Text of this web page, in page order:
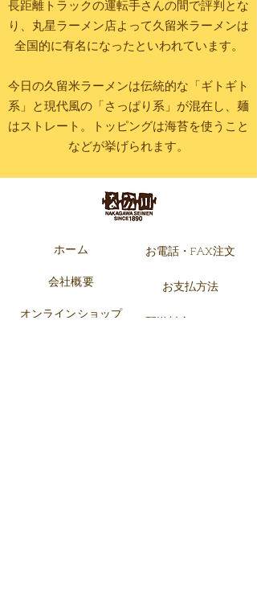
長距離トラックの運転手さんの間で評判とな
り、丸星ラーメン店よって久留米ラーメンは
全国的に有名になったといわれています。
今日の久留米ラーメンは伝統的な「ギトギト
系」と現代風の「さっぱり系」が混在し、麺
はストレート。トッピングは海苔を使うこと
などが挙げられます。
ホーム
会社概要
オンラインショップ
お電話・FAX注文
お支払方法